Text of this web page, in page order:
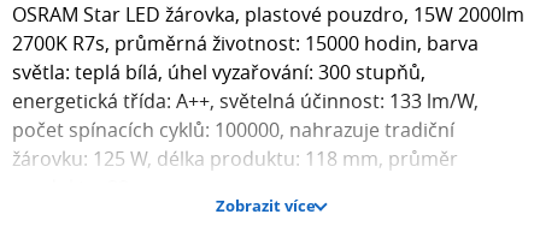
OSRAM Star LED žárovka, plastové pouzdro, 15W 2000lm
2700K R7s, průměrná životnost: 15000 hodin, barva
světla: teplá bílá, úhel vyzařování: 300 stupňů,
energetická třída: A++, světelná účinnost: 133 lm/W,
počet spínacích cyklů: 100000, nahrazuje tradiční
žárovku: 125 W, délka produktu: 118 mm, průměr
Zobrazit více